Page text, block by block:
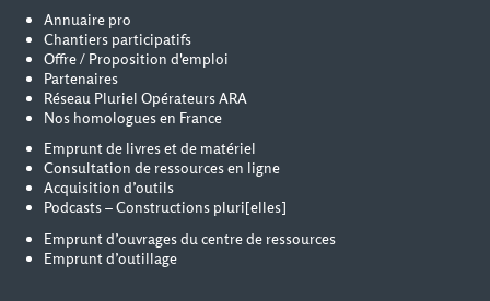
Annuaire pro
Chantiers participatifs
Offre / Proposition d'emploi
Partenaires
Réseau Pluriel Opérateurs ARA
Nos homologues en France
Emprunt de livres et de matériel
Consultation de ressources en ligne
Acquisition d’outils
Podcasts – Constructions pluri[elles]
Emprunt d’ouvrages du centre de ressources
Emprunt d’outillage